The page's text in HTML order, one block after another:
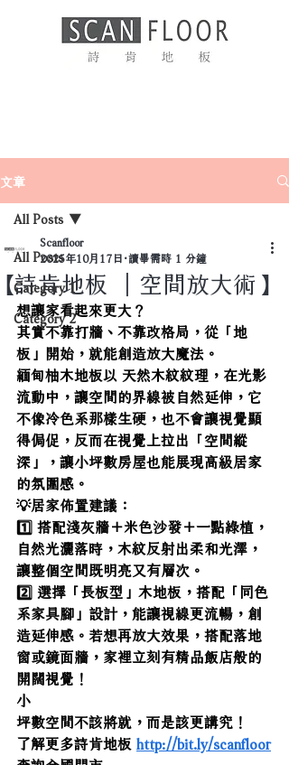
文章
All Posts
Category 1
Category 2
All Posts
【詩肯地板 ｜空間放大術】
Scanfloor
2025年10月17日 讀畢需時 1 分鐘
想讓家看起來更大？
其實不靠打牆、不靠改格局，從「地
板」開始，就能創造放大魔法。
緬甸柚木地板以 天然木紋紋理，在光影
流動中，讓空間的界線被自然延伸，它
不像冷色系那樣生硬，也不會讓視覺顯
得侷促，反而在視覺上拉出「空間縱
深」，讓小坪數房屋也能展現高級居家
的氛圍感。
💡居家佈置建議：
1️⃣ 搭配淺灰牆＋米色沙發＋一點綠植，
自然光灑落時，木紋反射出柔和光澤，
讓整個空間既明亮又有層次。
2️⃣ 選擇「長板型」木地板，搭配「同色
系家具腳」設計，能讓視線更流暢，創
造延伸感。若想再放大效果，搭配落地
窗或鏡面牆，家裡立刻有精品飯店般的
開闊視覺！
小
坪數空間不該將就，而是該更講究！
了解更多詩肯地板 http://bit.ly/scanfloor